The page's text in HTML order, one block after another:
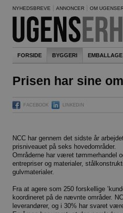
NYHEDSBREVE ANNONCER OM
FORSIDE BYGGERI EMBALLAGE
Prisen har sine
FACEBOOK LINKEDIN
NCC har gennem det sidste år
prisniveauet på seks hovedområder.
Områderne har været tømmerhandel
entrepriser og materialer,
gulvmaterialer.
Fra at agere som 250 forskellige
koordineret på de nævnte områder.
leverandører, og i 30% har svaret